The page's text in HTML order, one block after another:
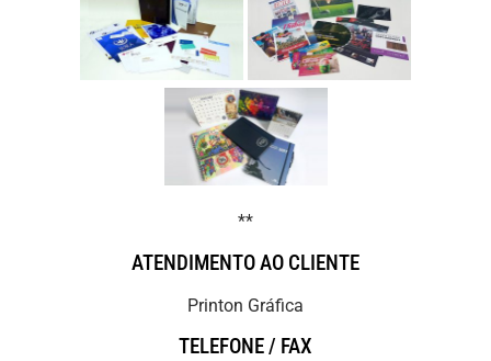
**
ATENDIMENTO AO CLIENTE
Printon Gráfica
TELEFONE / FAX